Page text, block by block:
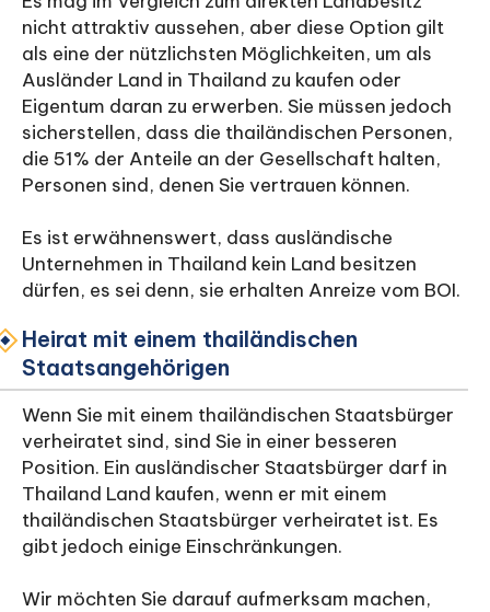
nicht attraktiv aussehen, aber diese Option gilt
als eine der nützlichsten Möglichkeiten, um als
Ausländer Land in Thailand zu kaufen oder
Eigentum daran zu erwerben. Sie müssen jedoch
sicherstellen, dass die thailändischen Personen,
die 51% der Anteile an der Gesellschaft halten,
Personen sind, denen Sie vertrauen können.
Es ist erwähnenswert, dass ausländische
Unternehmen in Thailand kein Land besitzen
dürfen, es sei denn, sie erhalten Anreize vom BOI.
Heirat mit einem thailändischen
Staatsangehörigen
Wenn Sie mit einem thailändischen Staatsbürger
verheiratet sind, sind Sie in einer besseren
Position. Ein ausländischer Staatsbürger darf in
Thailand Land kaufen, wenn er mit einem
thailändischen Staatsbürger verheiratet ist. Es
gibt jedoch einige Einschränkungen.
Wir möchten Sie darauf aufmerksam machen,